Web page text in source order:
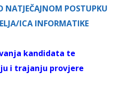
NATJEČAJNOM POSTUPKU
ICA INFORMATIKE
kandidata te
i trajanju provjere